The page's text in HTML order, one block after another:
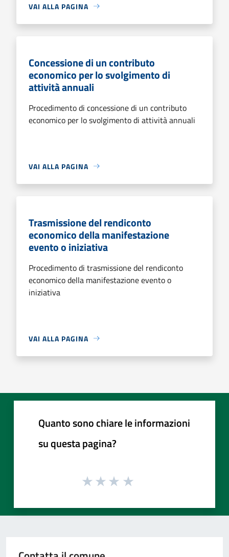
VAI ALLA PAGINA
Concessione di un contributo
economico per lo svolgimento di
attività annuali
Procedimento di concessione di un contributo
economico per lo svolgimento di attività annuali
VAI ALLA PAGINA
Trasmissione del rendiconto
economico della manifestazione
evento o iniziativa
Procedimento di trasmissione del rendiconto
economico della manifestazione evento o
iniziativa
VAI ALLA PAGINA
Quanto sono chiare le informazioni
su questa pagina?